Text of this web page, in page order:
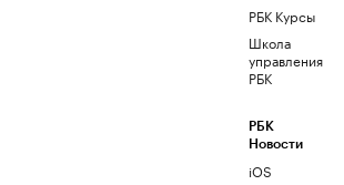
РБК Курсы
Школа
управления
РБК
РБК
Новости
iOS